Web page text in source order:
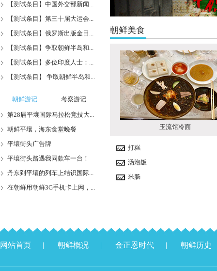
【测试条目】中国外交部新闻...
【测试条目】第三十届大运会...
【测试条目】俄罗斯出版金日...
【测试条目】争取朝鲜半岛和...
【测试条目】多位印度人士：...
【测试条目】 争取朝鲜半岛和...
朝鲜游记 考察游记
第28届平壤国际马拉松竞技大...
朝鲜平壤，海东食堂晚餐
平壤街头广告牌
平壤街头路遇我同款车一台！
丹东到平壤的列车上结识国际...
在朝鲜用朝鲜3G手机卡上网，...
朝鲜美食
玉流馆冷面
打糕
汤泡饭
米肠
网站首页 | 朝鲜概况 | 金正恩时代 | 朝鲜历史